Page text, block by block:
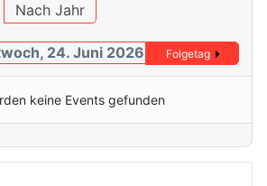
Nach Jahr
24. Juni 2026 Folgetag
keine Events gefunden